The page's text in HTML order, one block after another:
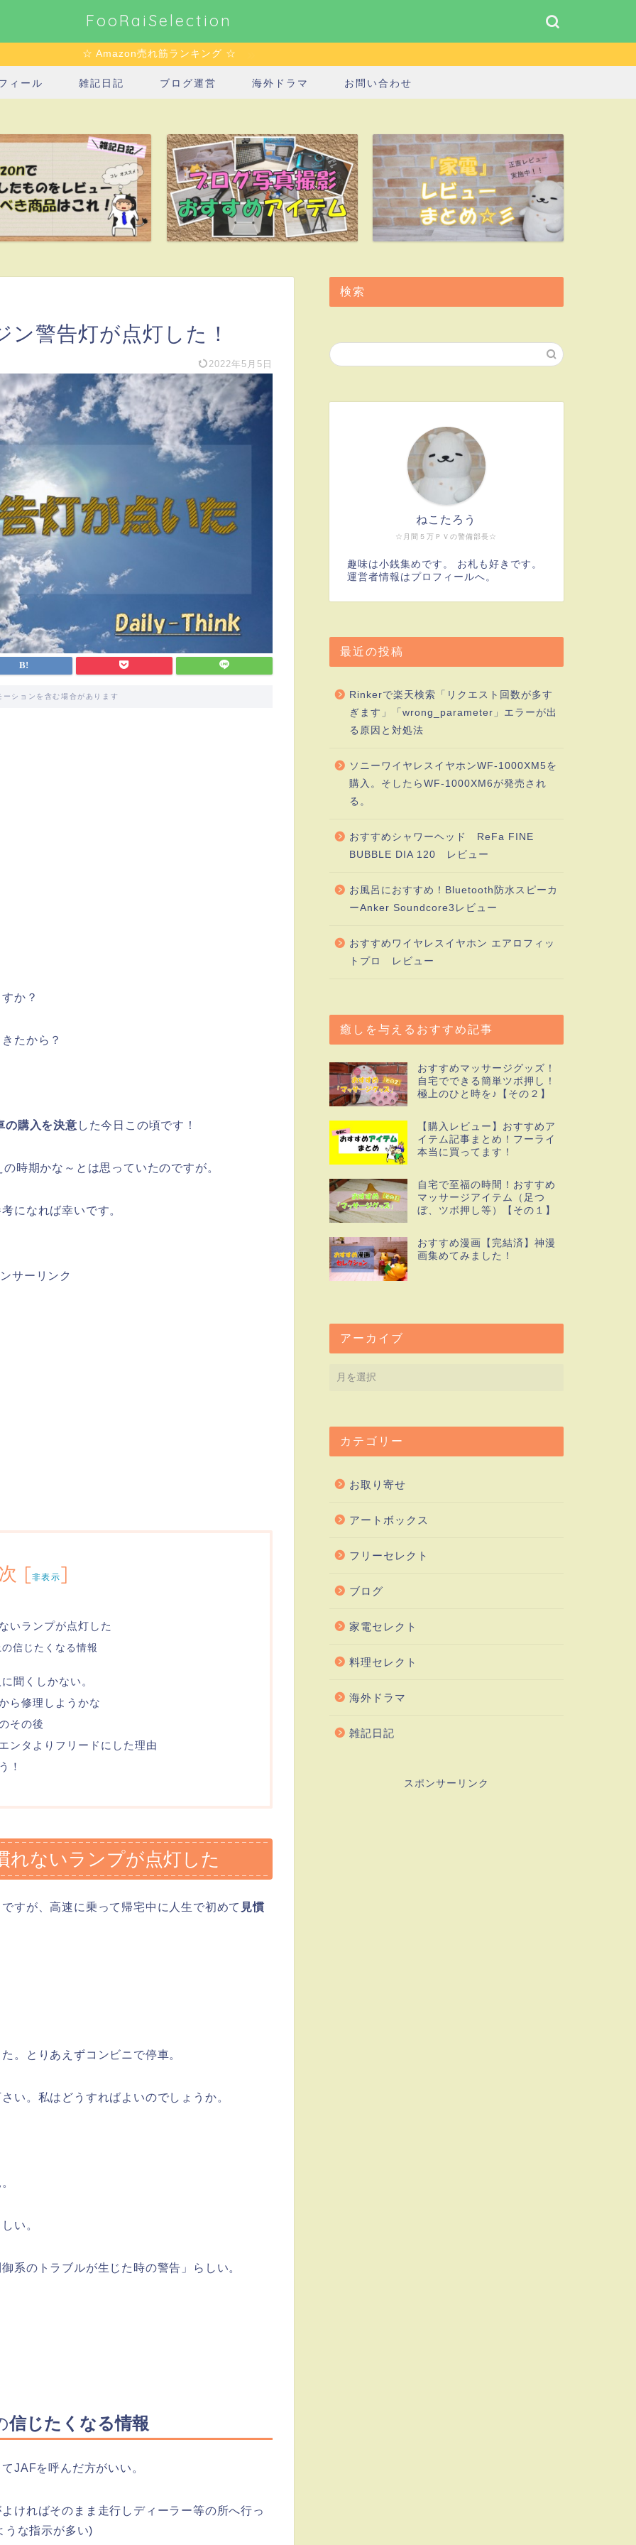
FooRaiSelection
☆ Amazon売れ筋ランキング ☆
ィール 雑記日記 ブログ運営 海外ドラマ お問い合わせ
警告灯が点灯した！
2022年5月5日
ーションを含む場合があります
か？
たから？
の購入を決意 した今日この頃です！
時期かな～とは思っていたのですが。
になれば幸いです。
サーリンク
[非表示]
いランプが点灯した
信じたくなる情報
聞くしかない。
ら修理しようかな
その後
ンタよりフリードにした理由
！
ないランプが点灯した
すが、高速に乗って帰宅中に人生で初めて 見慣
。とりあえずコンビニで停車。
い。私はどうすればよいのでしょうか。
い。
系のトラブルが生じた時の警告」らしい。
信じたくなる情報
JAFを呼んだ方がいい。
ければそのまま走行しディーラー等の所へ行っ
うな指示が多い)
検索
☆月間５万ＰＶの警備部長☆
ねこたろう
趣味は小銭集めです。 お札も好きです。
運営者情報はプロフィールへ。
最近の投稿
Rinkerで楽天検索「リクエスト回数が多す
ぎます」「wrong_parameter」エラーが出
る原因と対処法
ソニーワイヤレスイヤホンWF-1000XM5を
購入。そしたらWF-1000XM6が発売され
る。
おすすめシャワーヘッド ReFa FINE
BUBBLE DIA 120 レビュー
お風呂におすすめ！Bluetooth防水スピーカ
ーAnker Soundcore3レビュー
おすすめワイヤレスイヤホン エアロフィッ
トプロ レビュー
癒しを与えるおすすめ記事
おすすめマッサージグッズ！
自宅でできる簡単ツボ押し！
極上のひと時を♪【その２】
【購入レビュー】おすすめア
イテム記事まとめ！フーライ
本当に買ってます！
自宅で至福の時間！おすすめ
マッサージアイテム（足つ
ぼ、ツボ押し等）【その１】
おすすめ漫画【完結済】神漫
画集めてみました！
アーカイブ
カテゴリー
お取り寄せ
アートボックス
フリーセレクト
ブログ
家電セレクト
料理セレクト
海外ドラマ
雑記日記
スポンサーリンク